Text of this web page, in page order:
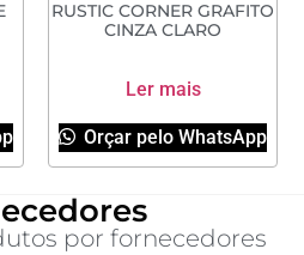
RUSTIC CORNER GRAFITO
CINZA CLARO
Ler mais
Orçar pelo WhatsApp
por fornecedores